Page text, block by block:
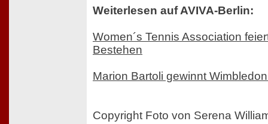
Weiterlesen auf AVIVA-Berlin:
Women´s Tennis Association
Bestehen
Marion Bartoli gewinnt
Copyright Foto von Serena